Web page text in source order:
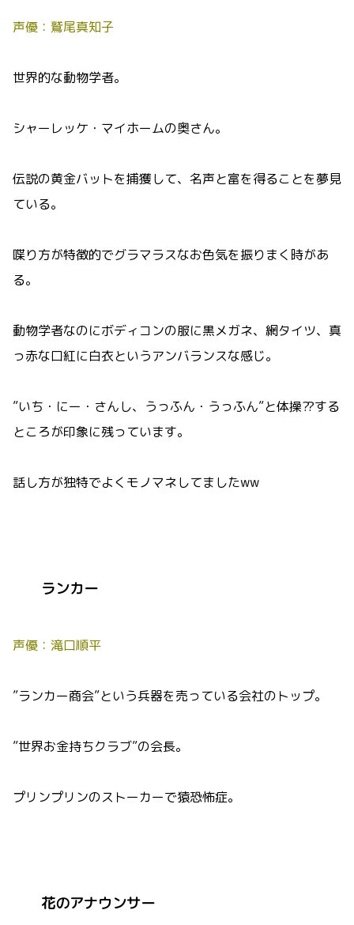
声優：鷲尾真知子
世界的な動物学者。
シャーレッケ・マイホームの奥さん。
伝説の黄金バットを捕獲して、名声と富を得ることを夢見
ている。
喋り方が特徴的でグラマラスなお色気を振りまく時があ
る。
動物学者なのにボディコンの服に黒メガネ、網タイツ、真
っ赤な口紅に白衣というアンバランスな感じ。
”いち・にー・さんし、うっふん・うっふん”と体操⁇する
ところが印象に残っています。
話し方が独特でよくモノマネしてましたww
ランカー
声優：滝口順平
”ランカー商会”という兵器を売っている会社のトップ。
”世界お金持ちクラブ”の会長。
プリンプリンのストーカーで猿恐怖症。
花のアナウンサー